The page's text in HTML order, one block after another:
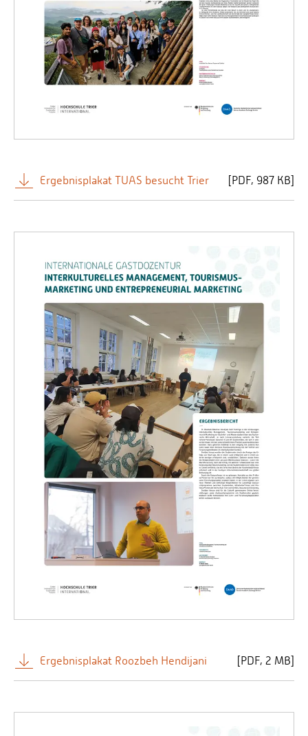
Ergebnisplakat TUAS besucht Trier [PDF 987 KB]
Ergebnisplakat Roozbeh Hendijani [PDF 2 MB]